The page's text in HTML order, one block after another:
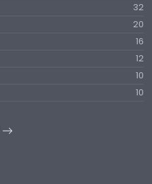
32
20
16
12
10
10